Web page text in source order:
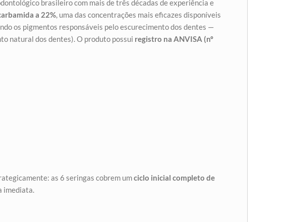
brasileiro com mais de três décadas de experiência e
a 22%, uma das concentrações mais eficazes disponíveis
os pigmentos responsáveis pelo escurecimento dos dentes —
natural dos dentes). O produto possui registro na ANVISA (nº
as 6 seringas cobrem umciclo inicial completo de
imediata.